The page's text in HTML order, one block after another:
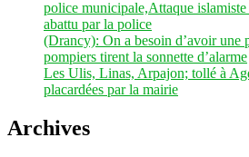
police municipale,Attaque
abattu par la police
(Drancy): On a besoin d’avoir une
pompiers tirent la sonnette d’alarme
Les Ulis, Linas, Arpajon; tollé à
placardées par la mairie
Archives